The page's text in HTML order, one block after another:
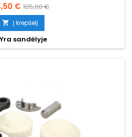
€ Bazinė
kaina
105,00 €
 Į krepšelį
Yra sandėlyje